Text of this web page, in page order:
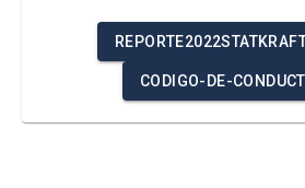
CODIGO-DE-